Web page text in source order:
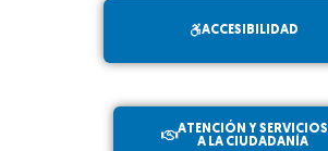
ACCESIBILIDAD
ATENCIÓN Y SERVICIOS
A LA CIUDADANÍA